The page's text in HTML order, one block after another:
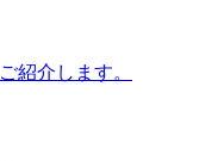
紹介します。